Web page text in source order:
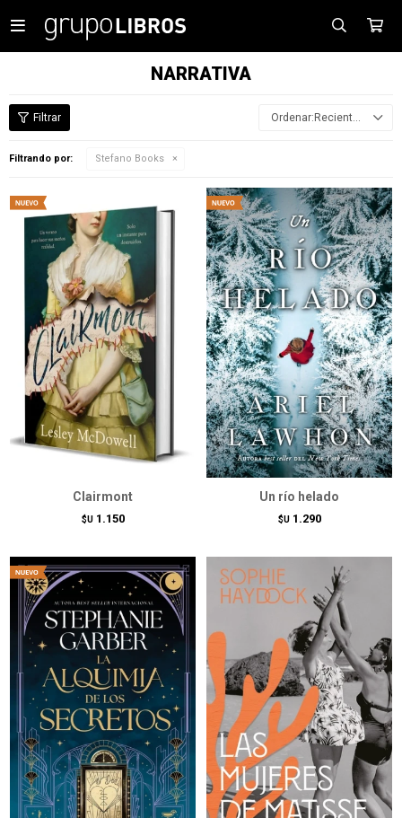

NARRATIVA
Recientes
Filtrando por: Stefano Books
Clairmont
$U 1.150
Un río helado
$U 1.290